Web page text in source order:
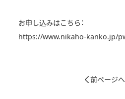
お申し込みはこちら：
https://www.nikaho-kanko.jp/
前ページ